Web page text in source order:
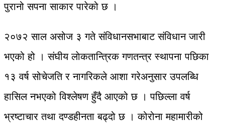
पुरानो सपना साकार पारेको छ ।
२०७२ साल असोज ३ गते संविधानसभाबाट संविधान जारी
भएको हो । संघीय लाेकतान्त्रिक गणतन्त्र स्थापना पछिका
१३ वर्ष सोचेजति र नागरिकले आशा गरेअनुसार उपलब्धि
हासिल नभएको विश्लेषण हुँदै आएको छ । पछिल्ला वर्ष
भ्रष्टाचार तथा दण्डहीनता बढ्दो छ । कोरोना महामारीको